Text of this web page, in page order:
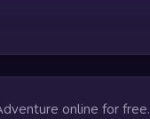
online for free.